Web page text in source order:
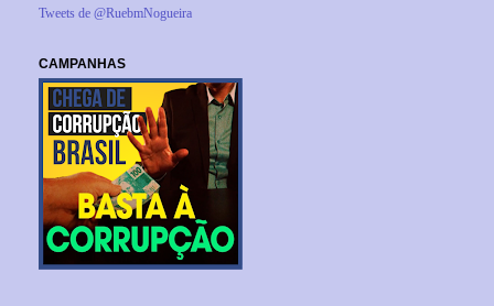
Tweets de @RuebmNogueira
CAMPANHAS